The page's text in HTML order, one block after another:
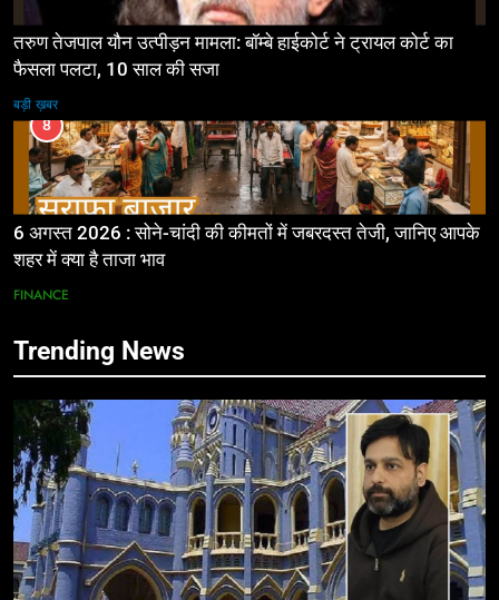
तरुण तेजपाल यौन उत्पीड़न मामला: बॉम्बे हाईकोर्ट ने ट्रायल कोर्ट का
फैसला पलटा, 10 साल की सजा
बड़ी ख़बर
8
6 अगस्त 2026 : सोने-चांदी की कीमतों में जबरदस्त तेजी, जानिए आपके
शहर में क्या है ताजा भाव
FINANCE
Trending News